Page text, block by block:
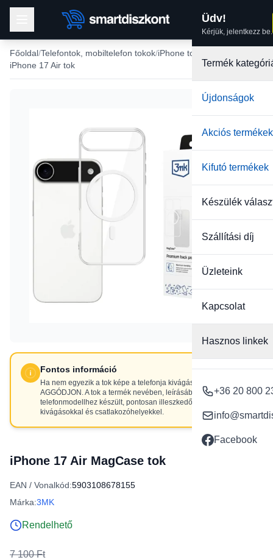
Üdv!
Kérjük, jelentkezz be.
Termék
Újdonságok
Akciós termékek
Kifutó termékek
Készülék
Szállítási díj
Üzleteink
Kapcsolat
Hasznos linkek
+36 20 800
Facebook
Főoldal Telefontok, mobiltelefon tokok iPhone tokok
iPhone 17 Air tok
Fontos információ
Ha nem egyezik a tok képe a telefonja kivágásaival, NE
AGGÓDJON. A tok a termék nevében, leírásában szereplő
telefonmodellhez készült, pontosan illeszkedő
kivágásokkal és csatlakozóhelyekkel.
iPhone 17 Air MagCase tok
EAN / Vonalkód:5903108678155
Márka:3MK
Rendelhető
7 100 Ft